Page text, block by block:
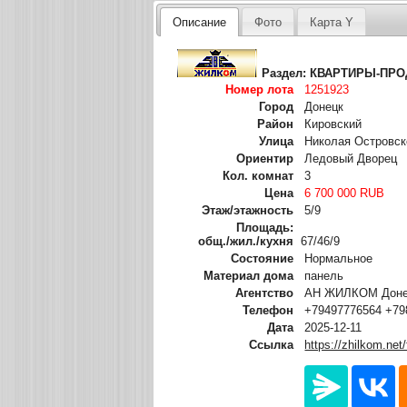
Описание Фото Карта Y
Раздел:КВАРТИРЫ-
Номер лота
1251923
Город
Донецк
Район
Кировский
Улица
Николая
Ориентир
Ледовый Дворец
Кол. комнат
3
Цена
6 700 000 RUB
Этаж/этажность
5/9
Площадь:
общ./жил./кухня
67/46/9
Состояние
Нормальное
Материал дома
панель
Агентство
АН ЖИЛКОМ
Телефон
+79497776564
Дата
2025-12-11
Ссылка
https://